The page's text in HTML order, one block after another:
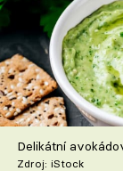
Škola
Recepty z
Speciál:
Těhotnej
Delikátní
Zdroj: iStock